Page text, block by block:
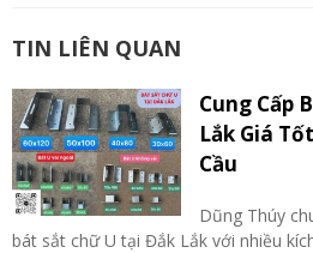
TIN LIÊN QUAN
Cung Cấp
Lắk Giá
Cầu
Dũng Thúy
bát sắt chữ U tại Đắk Lắk với nhiều